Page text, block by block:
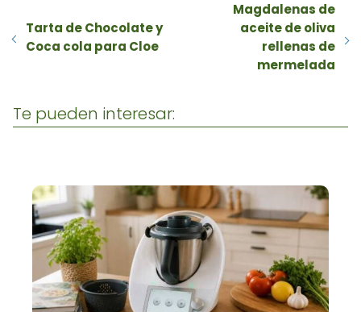
Tarta de Chocolate y
Coca cola para Cloe
Magdalenas de
aceite de oliva
rellenas de
mermelada
Te pueden interesar: